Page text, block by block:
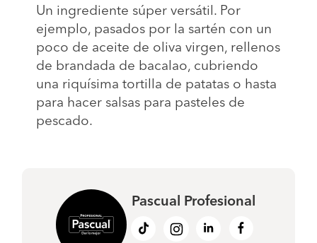
Un ingrediente súper versátil. Por
ejemplo, pasados por la sartén con un
poco de aceite de oliva virgen, rellenos
de brandada de bacalao, cubriendo
una riquísima tortilla de patatas o hasta
para hacer salsas para pasteles de
pescado.
Pascual Profesional